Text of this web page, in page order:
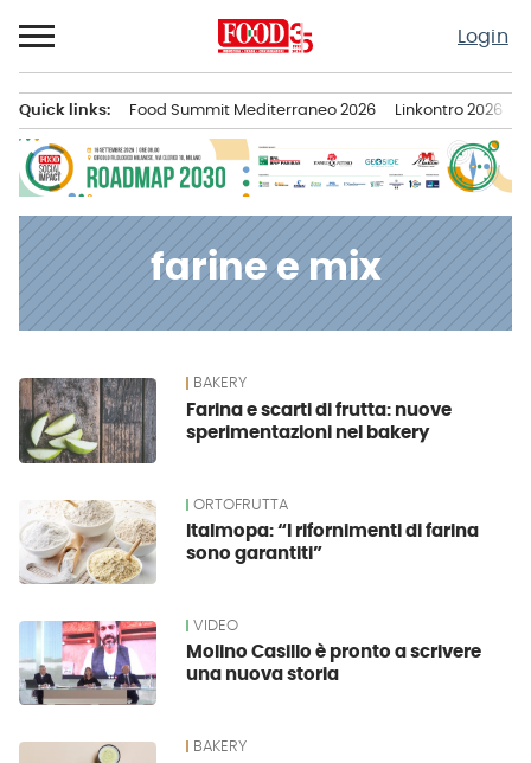
al
contenuto
Login
principale
Quick links: Food Summit Mediterraneo 2026 Linkontro 2026
farine e mix
News BAKERY
Farina e scarti di frutta: nuove
sperimentazioni nel bakery
ORTOFRUTTA
Italmopa: “I rifornimenti di farina
sono garantiti”
VIDEO
Molino Casillo è pronto a scrivere
una nuova storia
BAKERY